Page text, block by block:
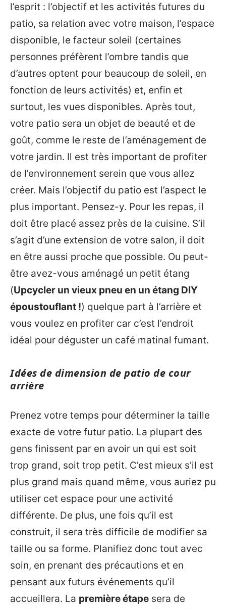
l’esprit : l’objectif et les activités futures du
patio, sa relation avec votre maison, l’espace
disponible, le facteur soleil (certaines
personnes préfèrent l’ombre tandis que
d’autres optent pour beaucoup de soleil, en
fonction de leurs activités) et, enfin et
surtout, les vues disponibles. Après tout,
votre patio sera un objet de beauté et de
goût, comme le reste de l’aménagement de
votre jardin. Il est très important de profiter
de l’environnement serein que vous allez
créer. Mais l’objectif du patio est l’aspect le
plus important. Pensez-y. Pour les repas, il
doit être placé assez près de la cuisine. S’il
s’agit d’une extension de votre salon, il doit
en être aussi proche que possible. Ou peut-
être avez-vous aménagé un petit étang
(Upcycler un vieux pneu en un étang DIY
époustouflant !) quelque part à l’arrière et
vous voulez en profiter car c’est l’endroit
idéal pour déguster un café matinal fumant.
Idées de dimension de patio de cour
arrière
Prenez votre temps pour déterminer la taille
exacte de votre futur patio. La plupart des
gens finissent par en avoir un qui est soit
trop grand, soit trop petit. C’est mieux s’il est
plus grand mais quand même, vous auriez pu
utiliser cet espace pour une activité
différente. De plus, une fois qu’il est
construit, il sera très difficile de modifier sa
taille ou sa forme. Planifiez donc tout avec
soin, en prenant des précautions et en
pensant aux futurs événements qu’il
accueillera. La première étape sera de